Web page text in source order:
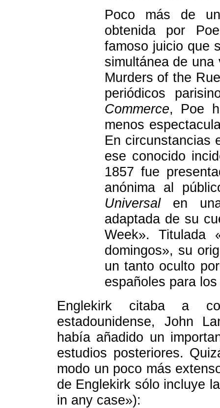
Poco más de
obtenida por
famoso juicio que
simultánea de
Murders of the
periódicos
Commerce, Poe
menos
En circunstancias
ese conocido
1857 fue
anónima al
Universalen una
adaptada de su
Week». Titulada
domingos», su
un tanto oculto
españoles para
Englekirk citaba a
estadounidense, John
había añadido un
estudios posteriores.
modo un poco más
de Englekirk sólo incluye
in any case»):